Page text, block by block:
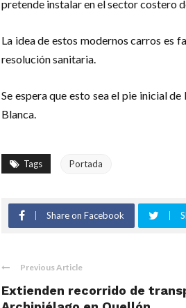
pretende instalar en el sector costero
La idea de estos modernos carros es
resolución sanitaria.
Se espera que esto sea el pie inicial
Blanca.
Tags Portada
Share on Facebook
Previous Article
Extienden recorrido de